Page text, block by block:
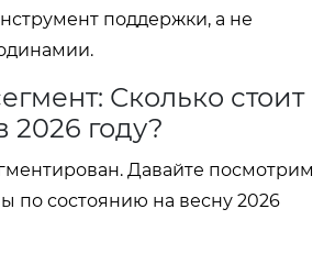
поддержки, а не
Сколько стоит
2026 году?
Давайте посмотрим
по состоянию на весну 2026